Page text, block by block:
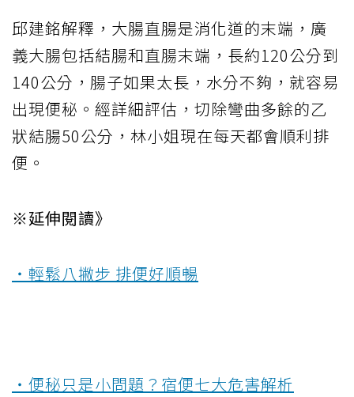
邱建銘解釋，大腸直腸是消化道的末端，廣
義大腸包括結腸和直腸末端，長約120公分到
140公分，腸子如果太長，水分不夠，就容易
出現便秘。經詳細評估，切除彎曲多餘的乙
狀結腸50公分，林小姐現在每天都會順利排
便。
※延伸閱讀》
‧輕鬆八撇步 排便好順暢
‧便秘只是小問題？宿便七大危害解析